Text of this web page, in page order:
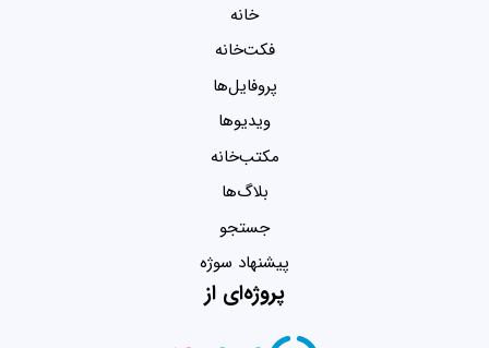
خانه
فکت‌خانه
پروفایل‌ها
ویدیو‌ها
مکتب‌خانه
بلاگ‌ها
جستجو
پیشنهاد سوژه
پروژه‌ای از